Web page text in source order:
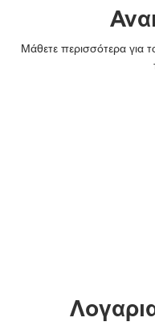
Μάθετε περισσότερα